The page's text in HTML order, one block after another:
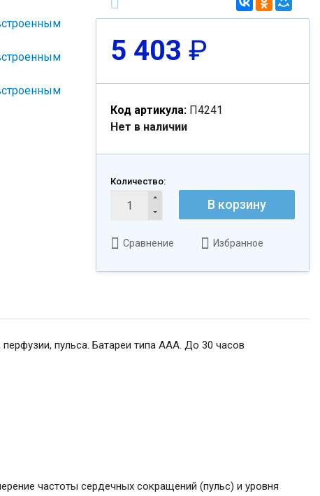
5 403 ₽
Код артикула: П4241
Нет в наличии
Количество:
В корзину
Сравнение Избранное
пульса. Батареи типа ААА. До 30 часов
частоты сердечных сокращений (пульс) и уровня